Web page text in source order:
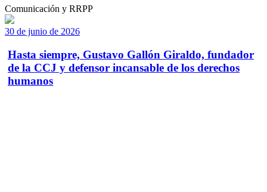
Comunicación y RRPP
30 de junio de 2026
Hasta siempre, Gustavo Gallón Giraldo, fundador
de la CCJ y defensor incansable de los derechos
humanos